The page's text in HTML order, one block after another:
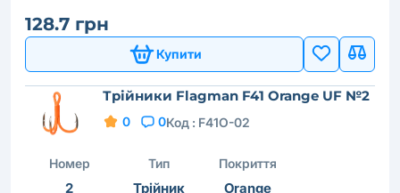
128.7 грн
Купити
Трійники Flagman F41 Orange UF №2
0 0Код : F41O-02
Номер
2
Тип
Трійник
Покриття
Orange